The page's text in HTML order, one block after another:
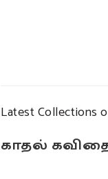
Latest
காதல்